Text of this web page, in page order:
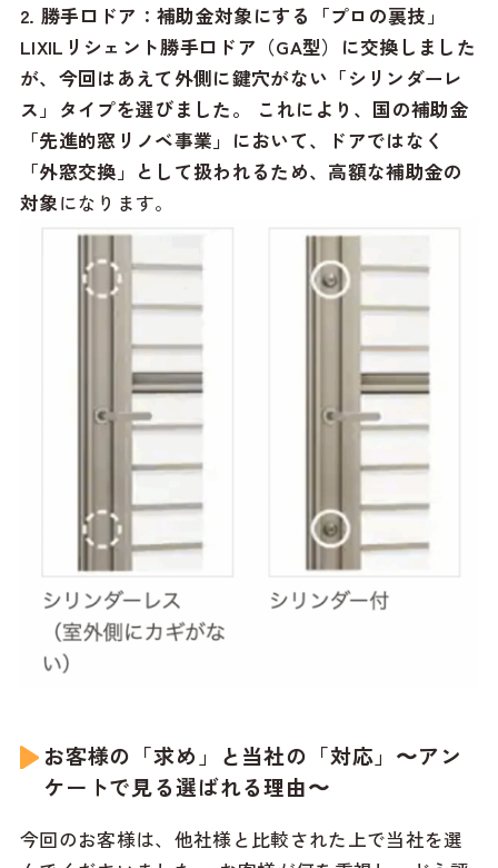
2. 勝手口ドア：補助金対象にする「プロの裏技」
LIXILリシェント勝手口ドア（GA型）に交換しました
が、今回はあえて外側に鍵穴がない「シリンダーレ
ス」タイプを選びました。 これにより、国の補助金
「先進的窓リノベ事業」において、ドアではなく
「外窓交換」として扱われるため、高額な補助金の
対象になります。
お客様の「求め」と当社の「対応」〜アン
ケートで見る選ばれる理由〜
今回のお客様は、他社様と比較された上で当社を選